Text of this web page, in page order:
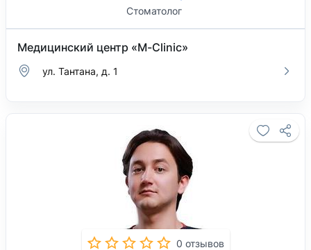
Стоматолог
Медицинский центр «M-Clinic»
ул. Тантана, д. 1
0 отзывов